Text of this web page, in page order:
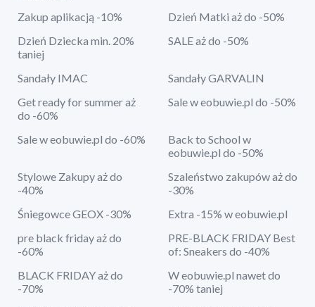
Zakup aplikacją -10%
Dzień Matki aż do -50%
Dzień Dziecka min. 20%
taniej
SALE aż do -50%
Sandały IMAC
Sandały GARVALIN
Get ready for summer aż
do -60%
Sale w eobuwie.pl do -50%
Sale w eobuwie.pl do -60%
Back to School w
eobuwie.pl do -50%
Stylowe Zakupy aż do
-40%
Szaleństwo zakupów aż do
-30%
Śniegowce GEOX -30%
Extra -15% w eobuwie.pl
pre black friday aż do
-60%
PRE-BLACK FRIDAY Best
of: Sneakers do -40%
BLACK FRIDAY aż do
-70%
W eobuwie.pl nawet do
-70% taniej